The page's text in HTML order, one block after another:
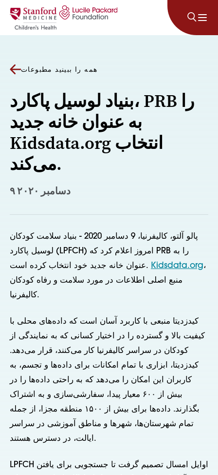
پرش به محتوا
همه را ببینید مطبوعات
بنیاد لوسیل پاکارد، PRB را
به عنوان خانه جدید
Kidsdata.org انتخاب
می‌کند.
۹ دسامبر ۲۰۲۰
پالو آلتو، کالیفرنیا، 9 دسامبر 2020 - بنیاد سلامت کودکان
لوسیل پاکارد (LPFCH) امروز اعلام کرد که PRB را به
عنوان خانه جدید خود انتخاب کرده است. Kidsdata.org،
منبع اصلی اطلاعات در مورد سلامت و رفاه کودکان
کالیفرنیا.
کیدزدیتا منبعی با کاربرد آسان است که داده‌های محلی با
کیفیت بالا و گسترده را در اختیار کسانی که به نمایندگی از
کودکان در سراسر کالیفرنیا کار می‌کنند، قرار می‌دهد.
کیدزدیتا، ابزاری با تمام امکانات برای داده‌ها و تجسم، به
کاربران این امکان را می‌دهد که به راحتی داده‌ها را در
بیش از ۶۰۰ معیار پیدا، سفارشی‌سازی و به اشتراک
بگذارند. داده‌ها برای بیش از ۱۵۰۰ منطقه مجزا، از جمله
تمام شهرستان‌ها، شهرها و مناطق آموزشی در سراسر
ایالت، در دسترس هستند.
LPFCH اوایل امسال تصمیم گرفت تا جستجویی برای یافتن